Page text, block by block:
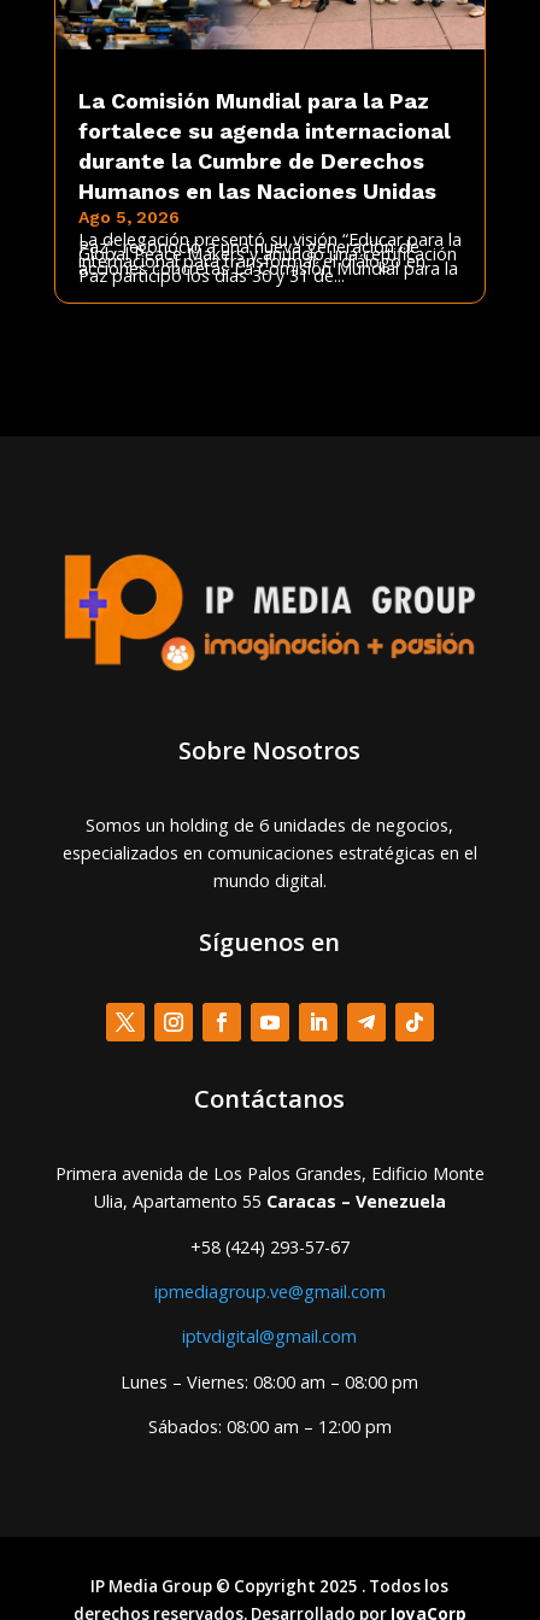
La Comisión Mundial para la Paz
fortalece su agenda internacional
durante la Cumbre de Derechos
Humanos en las Naciones Unidas
Ago 5, 2026
La delegación presentó su visión “Educar para la
Paz”, reconoció a una nueva generación de
Global Peace Makers y anunció una certificación
internacional para transformar el diálogo en
acciones concretas La Comisión Mundial para la
Paz participó los días 30 y 31 de...
Sobre Nosotros
Somos un holding de 6 unidades de negocios,
especializados en comunicaciones estratégicas en el
mundo digital.
Síguenos en
Contáctanos
Primera avenida de Los Palos Grandes, Edificio Monte
Ulia, Apartamento 55 Caracas – Venezuela
+58 (424) 293-57-67
ipmediagroup.ve@gmail.com
iptvdigital@gmail.com
Lunes – Viernes: 08:00 am – 08:00 pm
Sábados: 08:00 am – 12:00 pm
IP Media Group © Copyright 2025 . Todos los
derechos reservados. Desarrollado por JoyaCorp